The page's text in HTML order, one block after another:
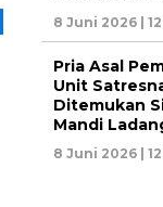
8 Juni 2026 |
Pria Asal
Unit
Ditemukan
Mandi
8 Juni 2026 |